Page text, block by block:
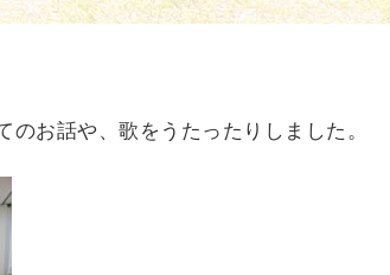
お話や、歌をうたったりしました。